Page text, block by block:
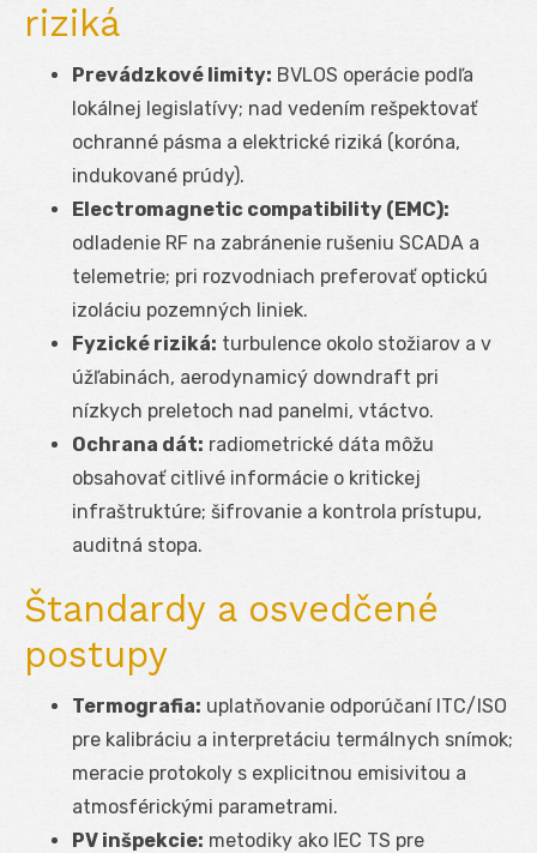
riziká
Prevádzkové limity: BVLOS operácie podľa
lokálnej legislatívy; nad vedením rešpektovať
ochranné pásma a elektrické riziká (koróna,
indukované prúdy).
Electromagnetic compatibility (EMC):
odladenie RF na zabránenie rušeniu SCADA a
telemetrie; pri rozvodniach preferovať optickú
izoláciu pozemných liniek.
Fyzické riziká: turbulence okolo stožiarov a v
úžľabinách, aerodynamicý downdraft pri
nízkych preletoch nad panelmi, vtáctvo.
Ochrana dát: radiometrické dáta môžu
obsahovať citlivé informácie o kritickej
infraštruktúre; šifrovanie a kontrola prístupu,
auditná stopa.
Štandardy a osvedčené
postupy
Termografia: uplatňovanie odporúčaní ITC/ISO
pre kalibráciu a interpretáciu termálnych snímok;
meracie protokoly s explicitnou emisivitou a
atmosférickými parametrami.
PV inšpekcie: metodiky ako IEC TS pre